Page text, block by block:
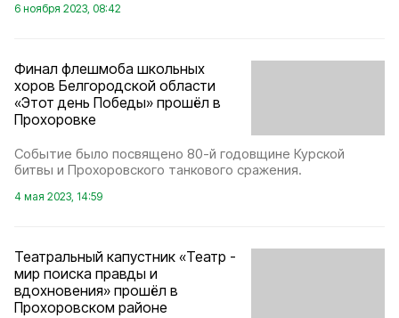
6 ноября 2023, 08:42
Финал флешмоба школьных
хоров Белгородской области
«Этот день Победы» прошёл в
Прохоровке
Событие было посвящено 80-й годовщине Курской
битвы и Прохоровского танкового сражения.
4 мая 2023, 14:59
Театральный капустник «Театр -
мир поиска правды и
вдохновения» прошёл в
Прохоровском районе